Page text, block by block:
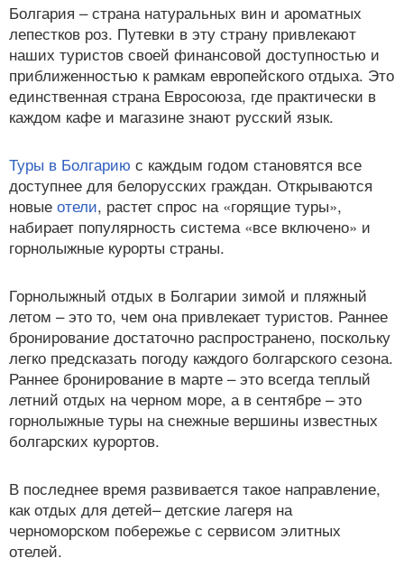
Болгария – страна натуральных вин и ароматных
лепестков роз. Путевки в эту страну привлекают
наших туристов своей финансовой доступностью и
приближенностью к рамкам европейского отдыха. Это
единственная страна Евросоюза, где практически в
каждом кафе и магазине знают русский язык.
Туры в Болгарию с каждым годом становятся все
доступнее для белорусских граждан. Открываются
новые отели, растет спрос на «горящие туры»,
набирает популярность система «все включено» и
горнолыжные курорты страны.
Горнолыжный отдых в Болгарии зимой и пляжный
летом – это то, чем она привлекает туристов. Раннее
бронирование достаточно распространено, поскольку
легко предсказать погоду каждого болгарского сезона.
Раннее бронирование в марте – это всегда теплый
летний отдых на черном море, а в сентябре – это
горнолыжные туры на снежные вершины известных
болгарских курортов.
В последнее время развивается такое направление,
как отдых для детей– детские лагеря на
черноморском побережье с сервисом элитных
отелей.